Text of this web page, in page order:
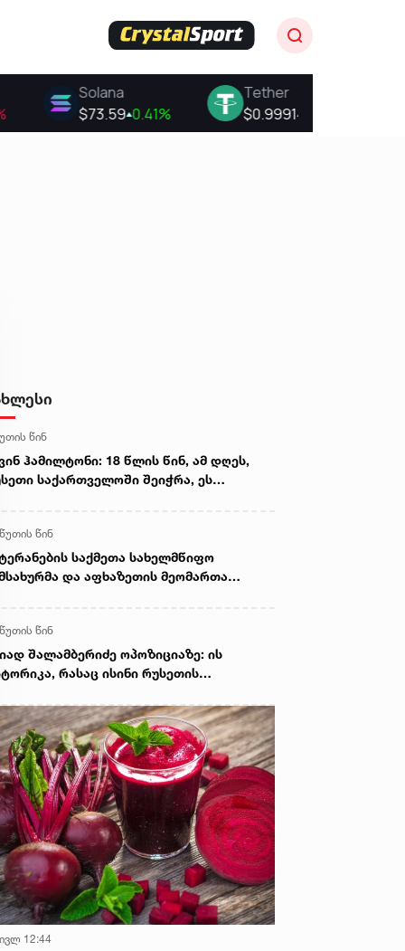
წინ
ჰამილტონი: 18 წლის წინ, ამ დღეს,
საქართველოში შეიჭრა, ეს
უკანონო და მიუღებელია, როგორც
წელს იყო
წინ
საქმეთა სახელმწიფო
და აფხაზეთის მეომართა
წინ
შალამბერიძე ოპოზიციაზე: ის
რასაც ისინი რუსეთის
რასაც დღეს დგამენ, სწორედ
ფარგლებს გარედან არის
12:44